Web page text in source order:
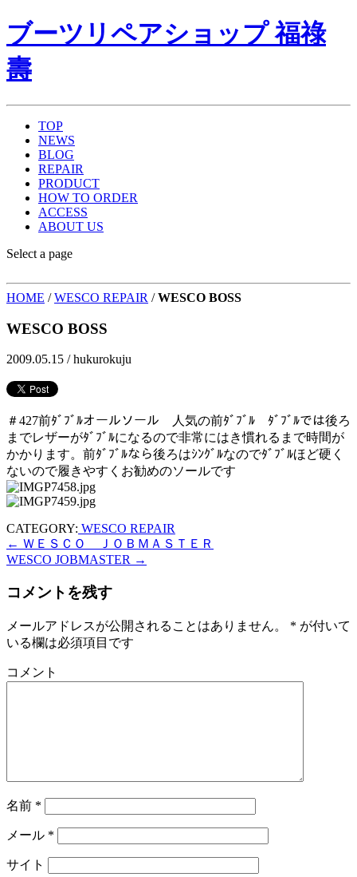
ブーツリペアショップ 福祿
壽
TOP
NEWS
BLOG
REPAIR
PRODUCT
HOW TO ORDER
ACCESS
ABOUT US
Select a page
HOME /WESCO REPAIR /WESCO BOSS
WESCO BOSS
2009.05.15 /hukurokuju
＃427前ﾀﾞﾌﾞﾙオールソール 人気の前ﾀﾞﾌﾞﾙ ﾀﾞﾌﾞﾙでは後ろ
までレザーがﾀﾞﾌﾞﾙになるので非常にはき慣れるまで時間が
かかります。前ﾀﾞﾌﾞﾙなら後ろはｼﾝｸﾞﾙなのでﾀﾞﾌﾞﾙほど硬く
ないので履きやすくお勧めのソールです
CATEGORY: WESCO REPAIR
← ＷＥＳＣＯ ＪＯＢＭＡＳＴＥＲ
WESCO JOBMASTER →
コメントを残す
メールアドレスが公開されることはありません。 * が付いて
いる欄は必須項目です
コメント
名前 *
メール *
サイト